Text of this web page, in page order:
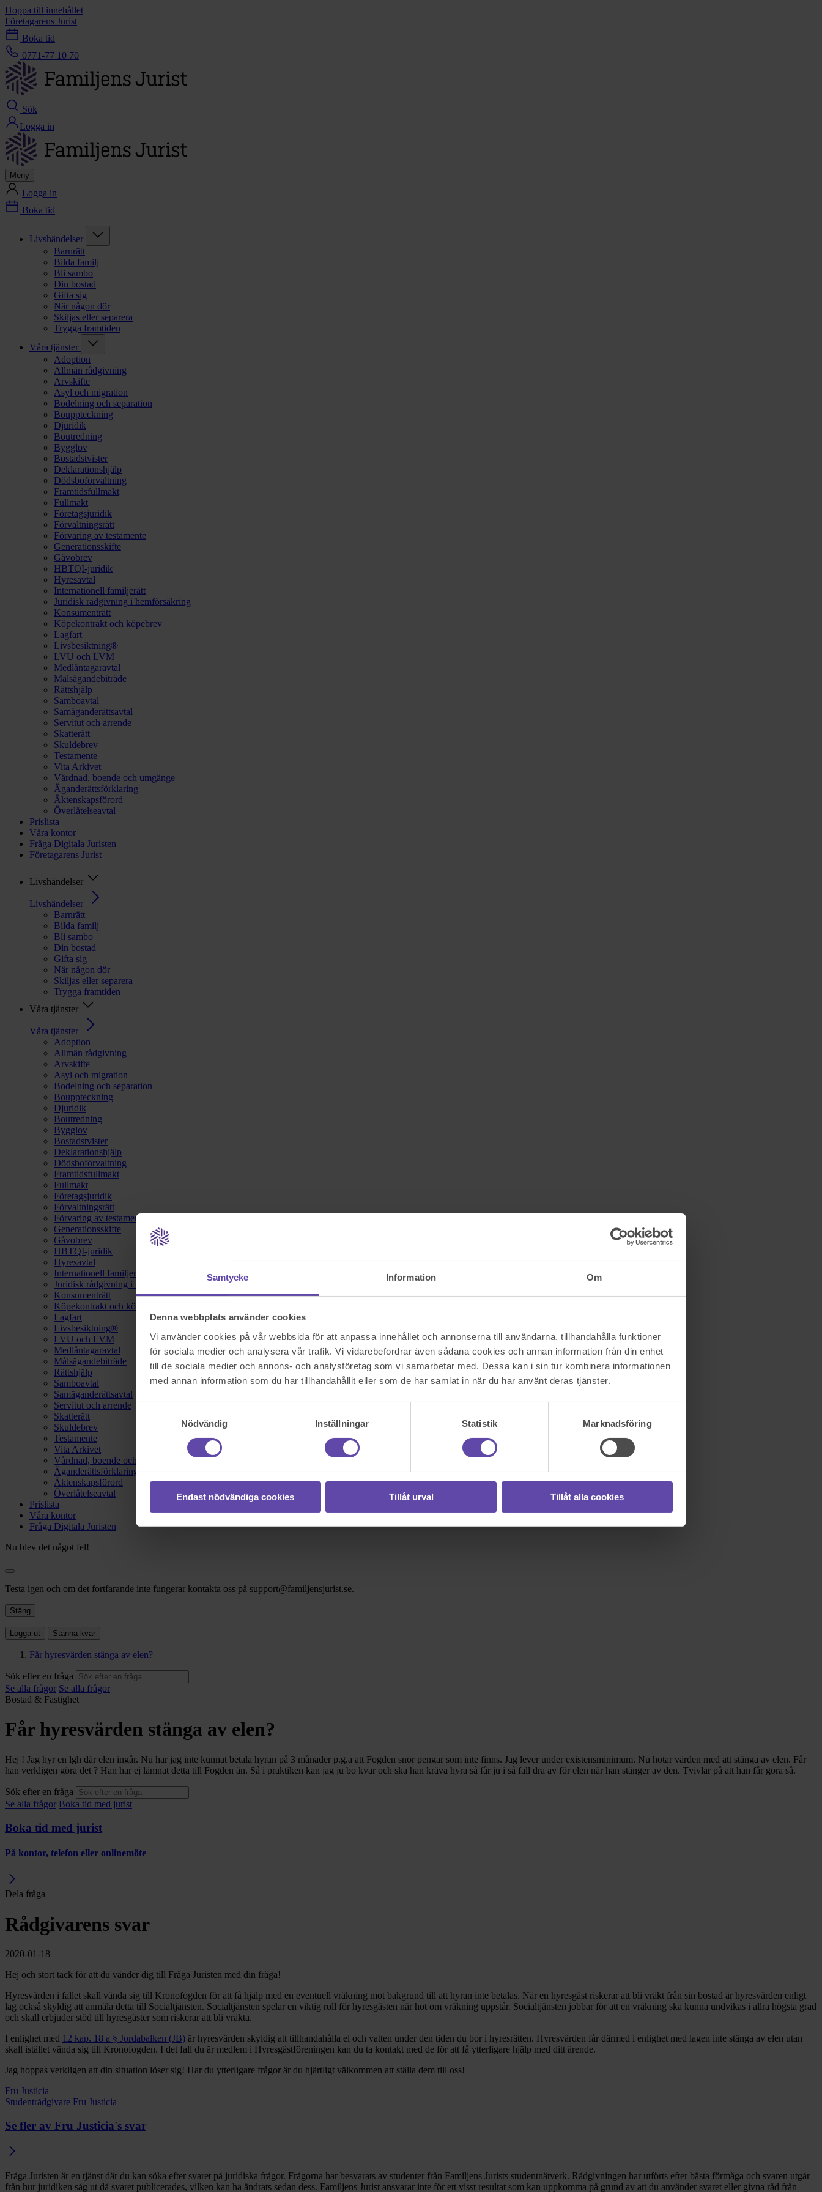
Samtycke Information Om
Denna webbplats använder cookies
Vi använder cookies på vår webbsida för att anpassa innehållet och annonserna till användarna, tillhandahålla funktioner
för sociala medier och analysera vår trafik. Vi vidarebefordrar även sådana cookies och annan information från din enhet
till de sociala medier och annons- och analysföretag som vi samarbetar med. Dessa kan i sin tur kombinera informationen
med annan information som du har tillhandahållit eller som de har samlat in när du har använt deras tjänster.
Nödvändig
Inställningar Statistik Marknadsföring
Endast nödvändiga cookies Tillåt urval Tillåt alla cookies
Hoppa till innehållet
Företagarens Jurist
Boka tid
0771-77 10 70
Sök
Logga in
Meny
Logga in
Boka tid
Livshändelser
Barnrätt
Bilda familj
Bli sambo
Din bostad
Gifta sig
När någon dör
Skiljas eller separera
Trygga framtiden
Våra tjänster
Adoption
Allmän rådgivning
Arvskifte
Asyl och migration
Bodelning och separation
Bouppteckning
Djuridik
Boutredning
Bygglov
Bostadstvister
Deklarationshjälp
Dödsboförvaltning
Framtidsfullmakt
Fullmakt
Företagsjuridik
Förvaltningsrätt
Förvaring av testamente
Generationsskifte
Gåvobrev
HBTQI-juridik
Hyresavtal
Internationell familjerätt
Juridisk rådgivning i hemförsäkring
Konsumenträtt
Köpekontrakt och köpebrev
Lagfart
Livsbesiktning®
LVU och LVM
Medlåntagaravtal
Målsägandebiträde
Rättshjälp
Samboavtal
Samäganderättsavtal
Servitut och arrende
Skatterätt
Skuldebrev
Testamente
Vita Arkivet
Vårdnad, boende och umgänge
Äganderättsförklaring
Äktenskapsförord
Överlåtelseavtal
Prislista
Våra kontor
Fråga Digitala Juristen
Företagarens Jurist
Livshändelser
Livshändelser
Barnrätt
Bilda familj
Bli sambo
Din bostad
Gifta sig
När någon dör
Skiljas eller separera
Trygga framtiden
Våra tjänster
Våra tjänster
Adoption
Allmän rådgivning
Arvskifte
Asyl och migration
Bodelning och separation
Bouppteckning
Djuridik
Boutredning
Bygglov
Bostadstvister
Deklarationshjälp
Dödsboförvaltning
Framtidsfullmakt
Fullmakt
Företagsjuridik
Förvaltningsrätt
Förvaring av testamente
Generationsskifte
Gåvobrev
HBTQI-juridik
Hyresavtal
Internationell familjerätt
Juridisk rådgivning i hemförsäkring
Konsumenträtt
Köpekontrakt och köpebrev
Lagfart
Livsbesiktning®
LVU och LVM
Medlåntagaravtal
Målsägandebiträde
Rättshjälp
Samboavtal
Samäganderättsavtal
Servitut och arrende
Skatterätt
Skuldebrev
Testamente
Vita Arkivet
Vårdnad, boende och umgänge
Äganderättsförklaring
Äktenskapsförord
Överlåtelseavtal
Prislista
Våra kontor
Fråga Digitala Juristen
Nu blev det något fel!
Testa igen och om det fortfarande inte fungerar kontakta oss på support@familjensjurist.se.
Stäng
Logga ut Stanna kvar
Får hyresvärden stänga av elen?
Sök efter en fråga
Se alla frågor Se alla frågor
Bostad & Fastighet
Får hyresvärden stänga av elen?
Hej ! Jag hyr en lgh där elen ingår. Nu har jag inte kunnat betala hyran på 3 månader p.g.a att Fogden snor pengar som inte finns. Jag lever under existensminimum. Nu hotar värden med att stänga av elen. Får
han verkligen göra det ? Han har ej lämnat detta till Fogden än. Så i praktiken kan jag ju bo kvar och ska han kräva hyra så får ju i så fall dra av för elen när han stänger av den. Tvivlar på att han får göra så.
Sök efter en fråga
Se alla frågor Boka tid med jurist
Boka tid med jurist
På kontor, telefon eller onlinemöte
Dela fråga
Rådgivarens svar
2020-01-18
Hej och stort tack för att du vänder dig till Fråga Juristen med din fråga!
Hyresvärden i fallet skall vända sig till Kronofogden för att få hjälp med en eventuell vräkning mot bakgrund till att hyran inte betalas. När en hyresgäst riskerar att bli vräkt från sin bostad är hyresvärden enligt
lag också skyldig att anmäla detta till Socialtjänsten. Socialtjänsten spelar en viktig roll för hyresgästen när hot om vräkning uppstår. Socialtjänsten jobbar för att en vräkning ska kunna undvikas i allra högsta grad
och skall erbjuder stöd till hyresgäster som riskerar att bli vräkta.
I enlighet med 12 kap. 18 a § Jordabalken (JB) är hyresvärden skyldig att tillhandahålla el och vatten under den tiden du bor i hyresrätten. Hyresvärden får därmed i enlighet med lagen inte stänga av elen utan
skall istället vända sig till Kronofogden. I det fall du är medlem i Hyresgästföreningen kan du ta kontakt med de för att få ytterligare hjälp med ditt ärende.
Jag hoppas verkligen att din situation löser sig! Har du ytterligare frågor är du hjärtligt välkommen att ställa dem till oss!
Fru Justicia
Studentrådgivare Fru Justicia
Se fler av Fru Justicia's svar
Fråga Juristen är en tjänst där du kan söka efter svaret på juridiska frågor. Frågorna har besvarats av studenter från Familjens Jurists studentnätverk. Rådgivningen har utförts efter bästa förmåga och svaren utgår
från hur juridiken såg ut då svaret publicerades, vilken kan ha ändrats sedan dess. Familjens Jurist ansvarar inte för ett visst resultat som kan uppkomma på grund av att du använder svaret eller givna råd från